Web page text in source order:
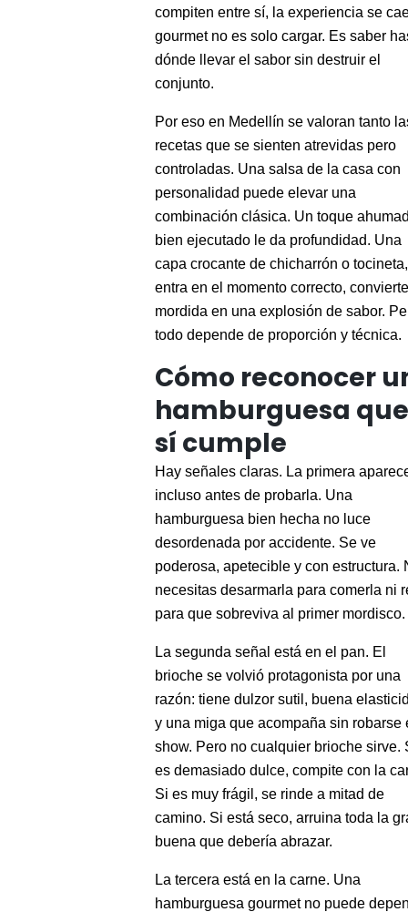
compiten entre sí, la experiencia se
gourmet no es solo cargar. Es saber
dónde llevar el sabor sin destruir el
conjunto.
Por eso en Medellín se valoran tanto
recetas que se sienten atrevidas pero
controladas. Una salsa de la casa con
personalidad puede elevar una
combinación clásica. Un toque
bien ejecutado le da profundidad. Una
capa crocante de chicharrón o
entra en el momento correcto,
mordida en una explosión de sabor.
todo depende de proporción y técnica.
Cómo reconocer
hamburguesa que
sí cumple
Hay señales claras. La primera
incluso antes de probarla. Una
hamburguesa bien hecha no luce
desordenada por accidente. Se ve
poderosa, apetecible y con estructura.
necesitas desarmarla para comerla ni
para que sobreviva al primer mordisco.
La segunda señal está en el pan. El
brioche se volvió protagonista por una
razón: tiene dulzor sutil, buena
y una miga que acompaña sin robarse
show. Pero no cualquier brioche sirve.
es demasiado dulce, compite con la
Si es muy frágil, se rinde a mitad de
camino. Si está seco, arruina toda la
buena que debería abrazar.
La tercera está en la carne. Una
hamburguesa gourmet no puede